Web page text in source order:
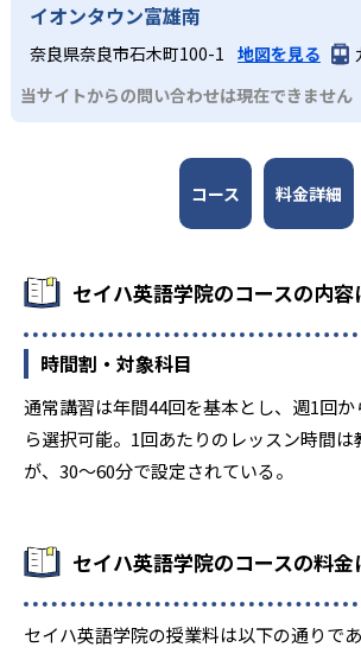
全国500以上のショッピングセンター内に
買い物のついでなどと通いやすい。全国統
を継続できる。
イオンタウン富雄南
奈良県奈良市石木町100-1 地図を見る
当サイトからの問い合わせは現在できません
コース 料金詳細
セイハ英語学院のコースの内容
時間割・対象科目
通常講習は年間44回を基本とし、週1回
ら選択可能。1回あたりのレッスン時間は
が、30～60分で設定されている。
セイハ英語学院のコースの料金
セイハ英語学院の授業料は以下の通りであ